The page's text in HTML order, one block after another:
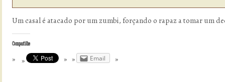
Um casal é atacado por um zumbi, forçando o rapaz a tomar um
Compartilhe
Email